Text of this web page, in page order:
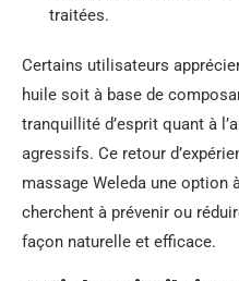
traitées.
Certains utilisateurs
huile soit à base de
tranquillité d’esprit quant à
agressifs. Ce retour
massage Weleda une option
cherchent à prévenir ou
façon naturelle et efficace.